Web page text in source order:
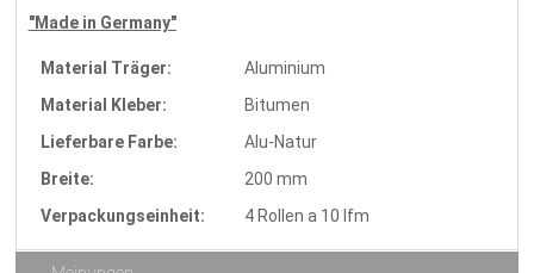
"Made in Germany"
Material Träger:
Aluminium
Material Kleber:
Bitumen
Lieferbare Farbe:
Alu-Natur
Breite:
200 mm
Verpackungseinheit:
4 Rollen a 10 lfm